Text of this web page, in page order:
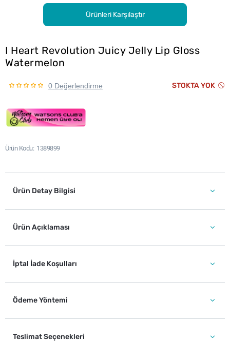
Ürünleri Karşılaştır
I Heart Revolution Juicy Jelly Lip Gloss
Watermelon
0 Değerlendirme STOKTA YOK
Ürün Kodu 1389899
Ürün Detay Bilgisi
Ürün Açıklaması
İptal İade Koşulları
Ödeme Yöntemi
Teslimat Seçenekleri